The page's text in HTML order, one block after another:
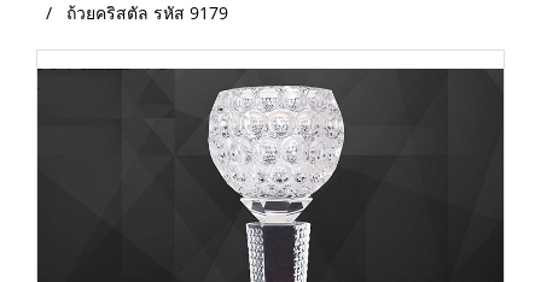
ถ้วยคริสตัล รหัส 9179